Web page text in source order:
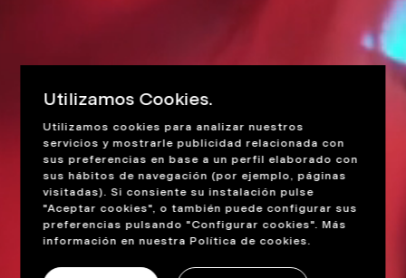
Utilizamos Cookies.
Utilizamos cookies para analizar nuestros
servicios y mostrarle publicidad relacionada con
sus preferencias en base a un perfil elaborado con
sus hábitos de navegación (por ejemplo, páginas
visitadas). Si consiente su instalación pulse
"Aceptar cookies", o también puede configurar sus
preferencias pulsando "Configurar cookies". Más
información en nuestraPolítica de cookies.